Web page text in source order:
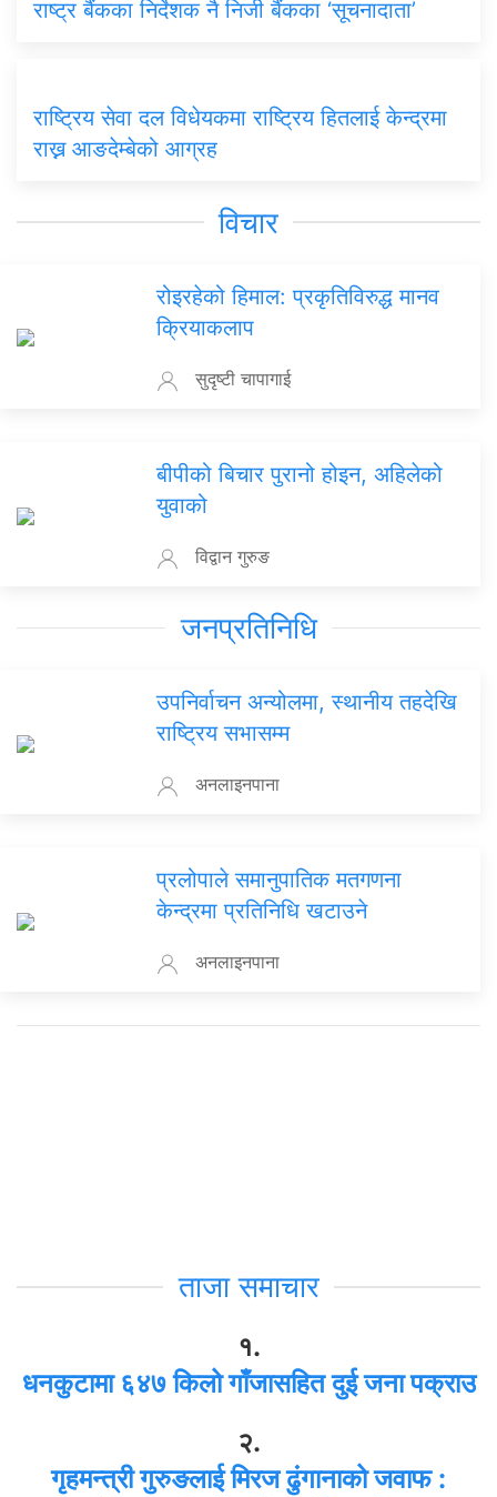
राष्ट्र बैंकका निर्देशक नै निजी बैंकका ‘सूचनादाता’
राष्ट्रिय सेवा दल विधेयकमा राष्ट्रिय हितलाई केन्द्रमा
राख्न आङदेम्बेको आग्रह
विचार
रोइरहेको हिमाल: प्रकृतिविरुद्ध मानव
क्रियाकलाप
सुदृष्टी चापागाई
बीपीको बिचार पुरानो होइन, अहिलेको
युवाको
विद्वान गुरुङ
जनप्रतिनिधि
उपनिर्वाचन अन्योलमा, स्थानीय तहदेखि
राष्ट्रिय सभासम्म
अनलाइनपाना
प्रलोपाले समानुपातिक मतगणना
केन्द्रमा प्रतिनिधि खटाउने
अनलाइनपाना
ताजा समाचार
१.
धनकुटामा ६४७ किलो गाँजासहित दुई जना पक्राउ
२.
गृहमन्त्री गुरुङलाई मिरज ढुंगानाको जवाफ :